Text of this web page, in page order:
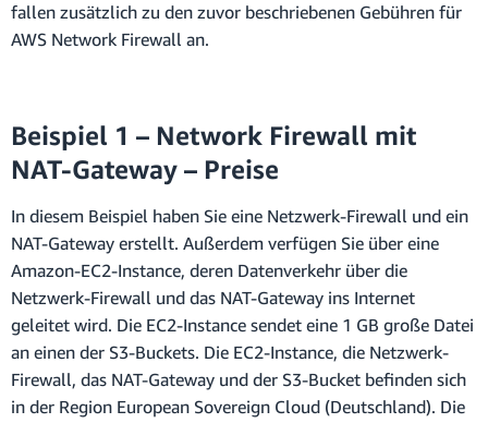
fallen zusätzlich zu den zuvor beschriebenen Gebühren für
AWS Network Firewall an.
Beispiel 1 – Network Firewall mit
NAT-Gateway – Preise
In diesem Beispiel haben Sie eine Netzwerk-Firewall und ein
NAT-Gateway erstellt. Außerdem verfügen Sie über eine
Amazon-EC2-Instance, deren Datenverkehr über die
Netzwerk-Firewall und das NAT-Gateway ins Internet
geleitet wird. Die EC2-Instance sendet eine 1 GB große Datei
an einen der S3-Buckets. Die EC2-Instance, die Netzwerk-
Firewall, das NAT-Gateway und der S3-Bucket befinden sich
in der Region European Sovereign Cloud (Deutschland). Die